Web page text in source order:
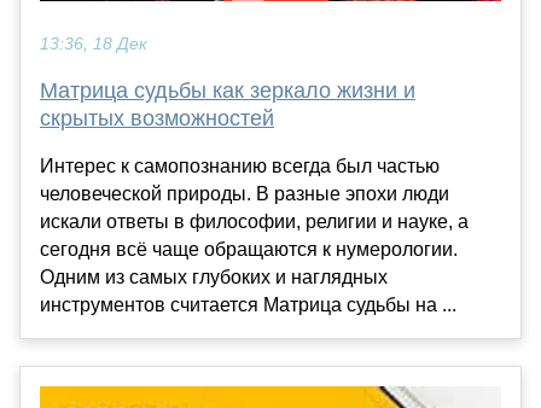
13:36, 18 Дек
Матрица судьбы как зеркало жизни и
скрытых возможностей
Интерес к самопознанию всегда был частью
человеческой природы. В разные эпохи люди
искали ответы в философии, религии и науке, а
сегодня всё чаще обращаются к нумерологии.
Одним из самых глубоких и наглядных
инструментов считается Матрица судьбы на ...